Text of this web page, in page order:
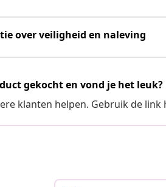
over veiligheid en naleving
gekocht en vond je het
klanten helpen. Gebruik de